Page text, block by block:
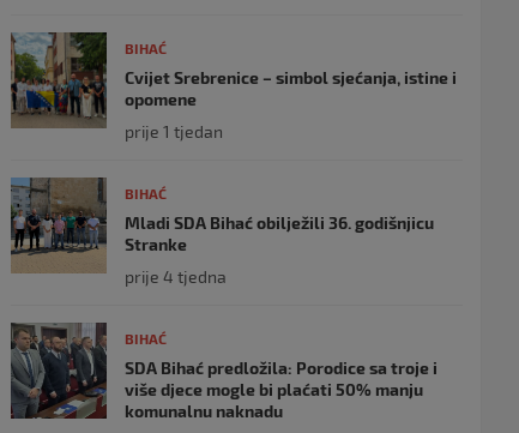
BIHAĆ
Cvijet Srebrenice – simbol sjećanja, istine i
opomene
prije 1 tjedan
BIHAĆ
Mladi SDA Bihać obilježili 36. godišnjicu
Stranke
prije 4 tjedna
BIHAĆ
SDA Bihać predložila: Porodice sa troje i
više djece mogle bi plaćati 50% manju
komunalnu naknadu